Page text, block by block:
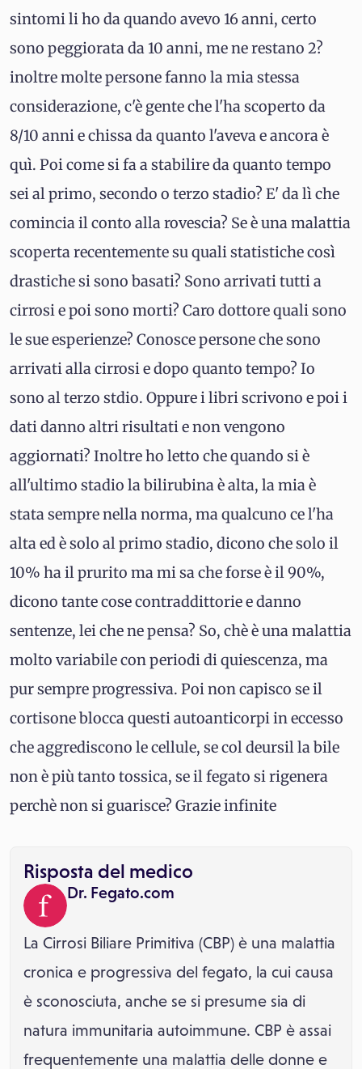
sintomi li ho da quando avevo 16 anni, certo
sono peggiorata da 10 anni, me ne restano 2?
inoltre molte persone fanno la mia stessa
considerazione, c'è gente che l'ha scoperto da
8/10 anni e chissa da quanto l'aveva e ancora è
quì. Poi come si fa a stabilire da quanto tempo
sei al primo, secondo o terzo stadio? E' da lì che
comincia il conto alla rovescia? Se è una malattia
scoperta recentemente su quali statistiche così
drastiche si sono basati? Sono arrivati tutti a
cirrosi e poi sono morti? Caro dottore quali sono
le sue esperienze? Conosce persone che sono
arrivati alla cirrosi e dopo quanto tempo? Io
sono al terzo stdio. Oppure i libri scrivono e poi i
dati danno altri risultati e non vengono
aggiornati? Inoltre ho letto che quando si è
all'ultimo stadio la bilirubina è alta, la mia è
stata sempre nella norma, ma qualcuno ce l'ha
alta ed è solo al primo stadio, dicono che solo il
10% ha il prurito ma mi sa che forse è il 90%,
dicono tante cose contraddittorie e danno
sentenze, lei che ne pensa? So, chè è una malattia
molto variabile con periodi di quiescenza, ma
pur sempre progressiva. Poi non capisco se il
cortisone blocca questi autoanticorpi in eccesso
che aggrediscono le cellule, se col deursil la bile
non è più tanto tossica, se il fegato si rigenera
perchè non si guarisce? Grazie infinite
Risposta del medico
Dr. Fegato.com
La Cirrosi Biliare Primitiva (CBP) è una malattia
cronica e progressiva del fegato, la cui causa
è sconosciuta, anche se si presume sia di
natura immunitaria autoimmune. CBP è assai
frequentemente una malattia delle donne e